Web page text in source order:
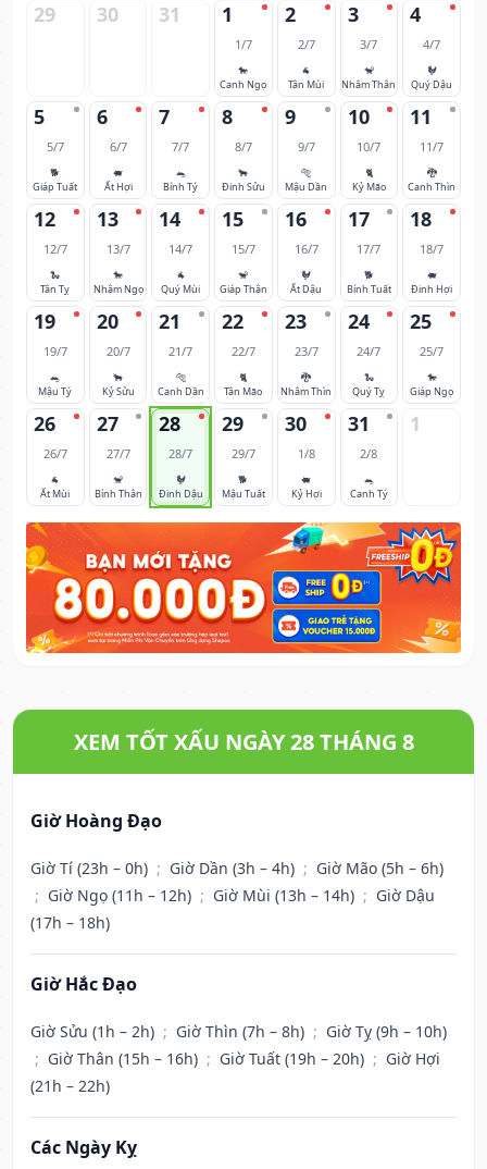
29 30 31 1
1/7
🐎
Canh Ngọ
2
2/7
🐐
Tân Mùi
3
3/7
🐒
Nhâm Thân
4
4/7
🐓
Quý Dậu
5
5/7
🐕
Giáp Tuất
6
6/7
🐖
Ất Hợi
7
7/7
🐀
Bính Tý
8
8/7
🐂
Đinh Sửu
9
9/7
🐅
Mậu Dần
10
10/7
🐈
Kỷ Mão
11
11/7
🐉
Canh Thìn
12
12/7
🐍
Tân Tỵ
13
13/7
🐎
Nhâm Ngọ
14
14/7
🐐
Quý Mùi
15
15/7
🐒
Giáp Thân
16
16/7
🐓
Ất Dậu
17
17/7
🐕
Bính Tuất
18
18/7
🐖
Đinh Hợi
19
19/7
🐀
Mậu Tý
20
20/7
🐂
Kỷ Sửu
21
21/7
🐅
Canh Dần
22
22/7
🐈
Tân Mão
23
23/7
🐉
Nhâm Thìn
24
24/7
🐍
Quý Tỵ
25
25/7
🐎
Giáp Ngọ
26
26/7
🐐
Ất Mùi
27
27/7
🐒
Bính Thân
28
28/7
🐓
Đinh Dậu
29
29/7
🐕
Mậu Tuất
30
1/8
🐖
Kỷ Hợi
31
2/8
🐀
Canh Tý
1
XEM TỐT XẤU NGÀY 28 THÁNG 8
Giờ Hoàng Đạo
Giờ Tí (23h – 0h) ; Giờ Dần (3h – 4h) ; Giờ Mão (5h – 6h)
; Giờ Ngọ (11h – 12h) ; Giờ Mùi (13h – 14h) ; Giờ Dậu
(17h – 18h)
Giờ Hắc Đạo
Giờ Sửu (1h – 2h) ; Giờ Thìn (7h – 8h) ; Giờ Tỵ (9h – 10h)
; Giờ Thân (15h – 16h) ; Giờ Tuất (19h – 20h) ; Giờ Hợi
(21h – 22h)
Các Ngày Kỵ